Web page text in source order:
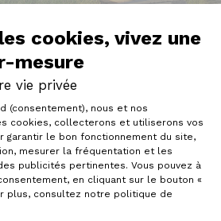
cookies, vivez une
mesure
vie privée
du
(consentement), nous et nos
cookies, collecterons et utiliserons vos
garantir le bon fonctionnement du site,
mesurer la fréquentation et les
publicités pertinentes. Vous pouvez à
en cliquant sur le bouton «
plus, consultez notre politique de
consent
Origine, c'est donc à mes
un plus indéniable par
des cadres, la transmission et
temps.
janvier (7 semaines).
au début, une petite
qui a réagit rapidement.
que du bonheur.